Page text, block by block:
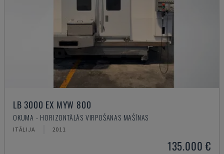
LB 3000 EX MYW 800
OKUMA - HORIZONTĀLĀS VIRPOŠANAS MAŠĪNAS
ITĀLIJA 2011
135.000 €